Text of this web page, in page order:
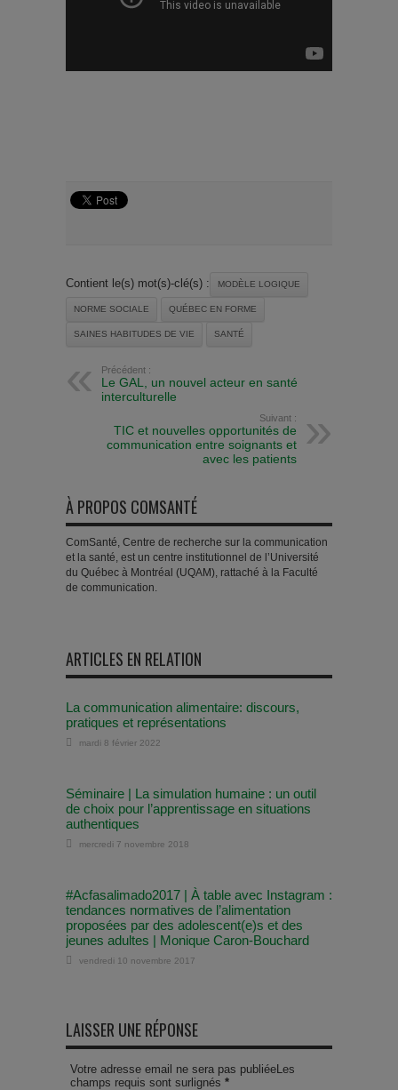
Contient le(s) mot(s)-clé(s) : MODÈLE LOGIQUE
NORME SOCIALE QUÉBEC EN FORME
SAINES HABITUDES DE VIE SANTÉ
Précédent :
Le GAL, un nouvel acteur en santé
interculturelle
Suivant :
TIC et nouvelles opportunités de
communication entre soignants et
avec les patients
À PROPOS COMSANTÉ
ComSanté, Centre de recherche sur la communication
et la santé, est un centre institutionnel de l’Université
du Québec à Montréal (UQAM), rattaché à la Faculté
de communication.
ARTICLES EN RELATION
La communication alimentaire: discours,
pratiques et représentations
mardi 8 février 2022
Séminaire | La simulation humaine : un outil
de choix pour l’apprentissage en situations
authentiques
mercredi 7 novembre 2018
#Acfasalimado2017 | À table avec Instagram :
tendances normatives de l’alimentation
proposées par des adolescent(e)s et des
jeunes adultes | Monique Caron-Bouchard
vendredi 10 novembre 2017
LAISSER UNE RÉPONSE
Votre adresse email ne sera pas publiéeLes
champs requis sont surlignés *